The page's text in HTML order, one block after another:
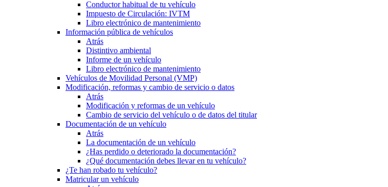
Conductor habitual de tu vehículo
Impuesto de Circulación: IVTM
Libro electrónico de mantenimiento
Información pública de vehículos
Atrás
Distintivo ambiental
Informe de un vehículo
Libro electrónico de mantenimiento
Vehículos de Movilidad Personal (VMP)
Modificación, reformas y cambio de servicio o datos
Atrás
Modificación y reformas de un vehículo
Cambio de servicio del vehículo o de datos del titular
Documentación de un vehículo
Atrás
La documentación de un vehículo
¿Has perdido o deteriorado la documentación?
¿Qué documentación debes llevar en tu vehículo?
¿Te han robado tu vehículo?
Matricular un vehículo